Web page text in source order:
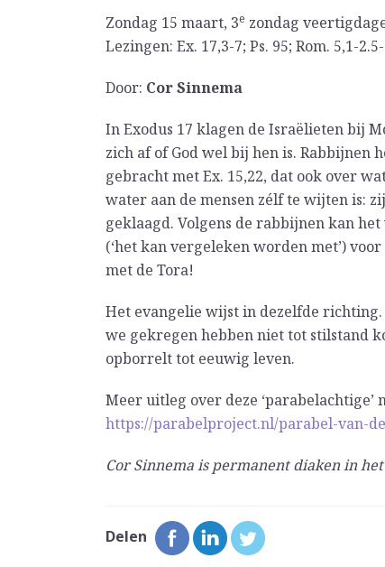
Zondag 15 maart, 3e zondag
Lezingen: Ex. 17,3-7; Ps. 95; Rom. 5,1-
Door: Cor Sinnema
In Exodus 17 klagen de Israëlieten bij
zich af of God wel bij hen is.
gebracht met Ex. 15,22, dat ook over
water aan de mensen zélf te wijten is:
geklaagd. Volgens de rabbijnen kan
(‘het kan vergeleken worden met’)
met de Tora!
Het evangelie wijst in dezelfde
we gekregen hebben niet tot stilstand
opborrelt tot eeuwig leven.
Meer uitleg over deze
https://parabelproject.nl/parabel-van-
Cor Sinnema is permanent diaken in
Delen